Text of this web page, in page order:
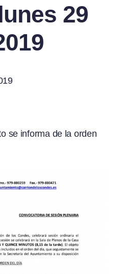
29
se informa de la orden